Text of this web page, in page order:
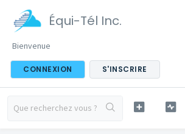
Équi-Tél Inc.
Bienvenue
CONNEXION S'INSCRIRE